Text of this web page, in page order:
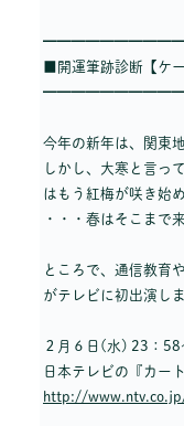
■開運筆跡診断【ケ
今年の新年は、関東
しかし、大寒と言っ
はもう紅梅が咲き始
・・・春はそこまで
ところで、通信教育
がテレビに初出演しま
２月６日(水) 23：
日本テレビの『カー
http://